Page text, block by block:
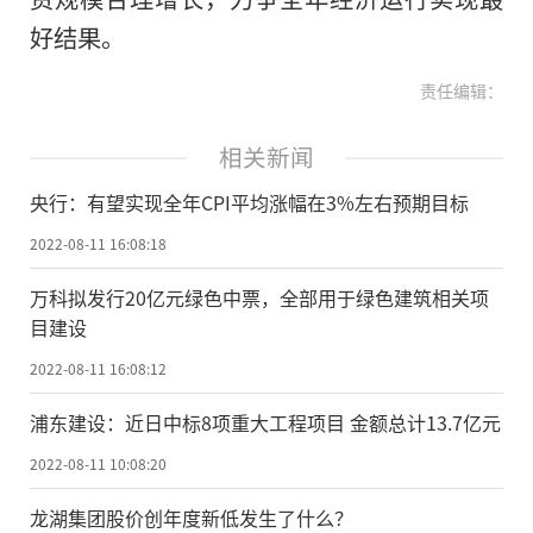
好结果。
责任编辑：
相关新闻
央行：有望实现全年CPI平均涨幅在3%左右预期目标
2022-08-11 16:08:18
万科拟发行20亿元绿色中票，全部用于绿色建筑相关项
目建设
2022-08-11 16:08:12
浦东建设：近日中标8项重大工程项目 金额总计13.7亿元
2022-08-11 10:08:20
龙湖集团股价创年度新低发生了什么？